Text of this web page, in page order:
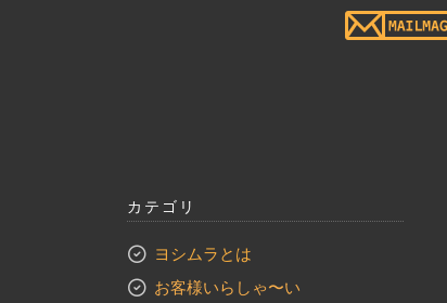
カテゴリ
ヨシムラとは
歴史
お客様いらしゃ〜い